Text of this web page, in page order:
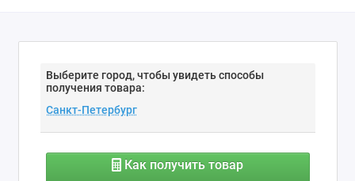
Выберите город, чтобы увидеть способы
получения товара:
Как получить товар